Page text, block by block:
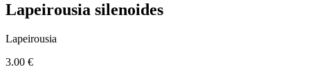
Lapeirousia silenoides
Lapeirousia
3.00 €